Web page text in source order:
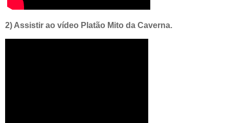
2) Assistir ao vídeo Platão Mito da Caverna.